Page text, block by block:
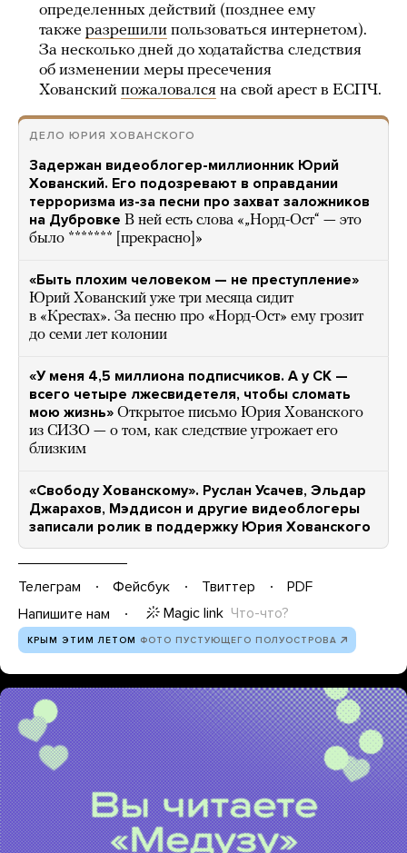
определенных действий (позднее ему
также разрешили пользоваться интернетом).
За несколько дней до ходатайства следствия
об изменении меры пресечения
Хованский пожаловался на свой арест в ЕСПЧ.
ДЕЛО ЮРИЯ ХОВАНСКОГО
Задержан видеоблогер-миллионник Юрий
Хованский. Его подозревают в оправдании
терроризма из-за песни про захват заложников
на Дубровке В ней есть слова «„Норд-Ост“ — это
было ******* [прекрасно]»
«Быть плохим человеком — не преступление»
Юрий Хованский уже три месяца сидит
в «Крестах». За песню про «Норд-Ост» ему грозит
до семи лет колонии
«У меня 4,5 миллиона подписчиков. А у СК —
всего четыре лжесвидетеля, чтобы сломать
мою жизнь» Открытое письмо Юрия Хованского
из СИЗО — о том, как следствие угрожает его
близким
«Свободу Хованскому». Руслан Усачев, Эльдар
Джарахов, Мэддисон и другие видеоблогеры
записали ролик в поддержку Юрия Хованского
Телеграм Фейсбук Твиттер
PDF
Напишите нам
Magic link Что-что?
КРЫМ ЭТИМ ЛЕТОМ ФОТО ПУСТУЮЩЕГО ПОЛУОСТРОВА